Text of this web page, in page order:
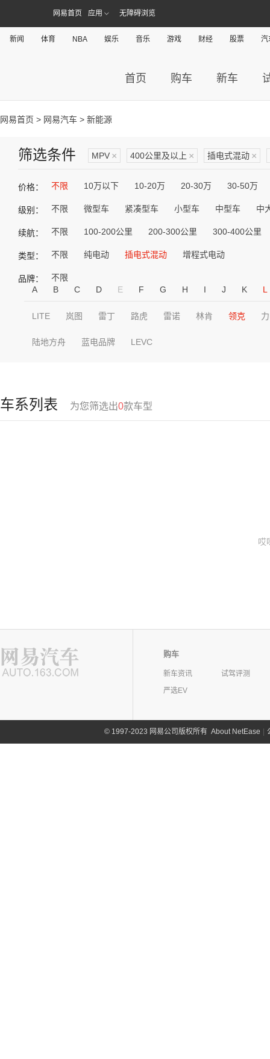
网易首页 应用 无障碍浏览
新闻 体育 NBA 娱乐 音乐 游戏 财经 股票 汽
首页 购车 新车
网易首页 > 网易汽车 > 新能源
筛选条件 MPV × 400公里及以上 × 插电式混动 ×
价格： 不限 10万以下 10-20万 20-30万 30-50万
级别： 不限 微型车 紧凑型车 小型车 中型车 中
续航： 不限 100-200公里 200-300公里 300-400公里
类型： 不限 纯电动 插电式混动 增程式电动
品牌：
不限
A
B C D E F G H I J K L
LITE 岚图 雷丁 路虎 雷诺 林肯 领克
陆地方舟 蓝电品牌 LEVC
车系列表 为您筛选出0款车型
哎
购车
新车资讯
试驾评测
严选EV
©1997-2023 网易公司版权所有 About NetEase